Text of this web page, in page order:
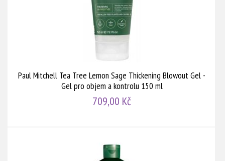
Paul Mitchell Tea Tree Lemon Sage Thickening Blowout Gel -
Gel pro objem a kontrolu 150 ml
709,00 Kč